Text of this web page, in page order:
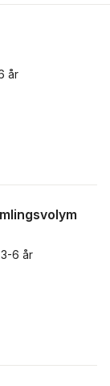
år
6 år